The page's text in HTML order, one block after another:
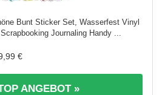
Bunt Sticker Set, Wasserfest Vinyl
Journaling Handy ...
€
ANGEBOT »